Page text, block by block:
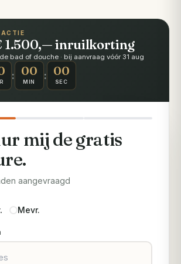
1.500,— inruilkorting
bad of douche · bij aanvraag vóór 31 aug
: 00
MIN
: 00
SEC
mij de gratis
aangevraagd
Mevr.